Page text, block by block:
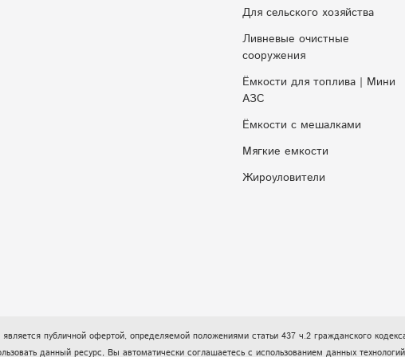
Для сельского хозяйства
Ливневые очистные
сооружения
Ёмкости для топлива | Мини
АЗС
Ёмкости с мешалками
Мягкие емкости
Жироуловители
публичной офертой, определяемой положениями статьи 437 ч.2 гражданского
данный ресурс, Вы автоматически соглашаетесь с использованием данных